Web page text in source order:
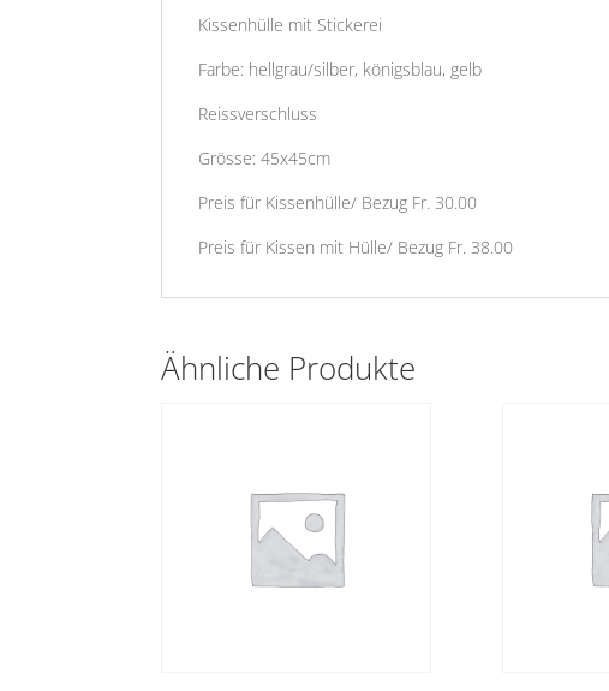
Kissenhülle mit Stickerei
Farbe: hellgrau/silber, königsblau, gelb
Reissverschluss
Grösse: 45x45cm
Preis für Kissenhülle/ Bezug Fr. 30.00
Preis für Kissen mit Hülle/ Bezug Fr. 38.00
Ähnliche Produkte